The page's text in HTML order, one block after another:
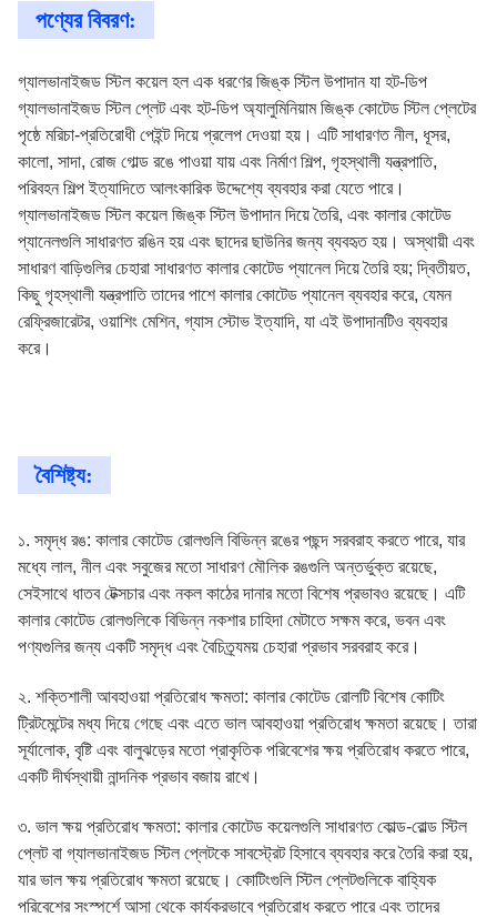
পণ্যের বিবরণ:
গ্যালভানাইজড স্টিল কয়েল হল এক ধরণের জিঙ্ক স্টিল উপাদান যা হট-ডিপ
গ্যালভানাইজড স্টিল প্লেট এবং হট-ডিপ অ্যালুমিনিয়াম জিঙ্ক কোটেড স্টিল প্লেটের
পৃষ্ঠে মরিচা-প্রতিরোধী পেইন্ট দিয়ে প্রলেপ দেওয়া হয়। এটি সাধারণত নীল, ধূসর,
কালো, সাদা, রোজ গোল্ড রঙে পাওয়া যায় এবং নির্মাণ শিল্প, গৃহস্থালী যন্ত্রপাতি,
পরিবহন শিল্প ইত্যাদিতে আলংকারিক উদ্দেশ্যে ব্যবহার করা যেতে পারে।
গ্যালভানাইজড স্টিল কয়েল জিঙ্ক স্টিল উপাদান দিয়ে তৈরি, এবং কালার কোটেড
প্যানেলগুলি সাধারণত রঙিন হয় এবং ছাদের ছাউনির জন্য ব্যবহৃত হয়। অস্থায়ী এবং
সাধারণ বাড়িগুলির চেহারা সাধারণত কালার কোটেড প্যানেল দিয়ে তৈরি হয়; দ্বিতীয়ত,
কিছু গৃহস্থালী যন্ত্রপাতি তাদের পাশে কালার কোটেড প্যানেল ব্যবহার করে, যেমন
রেফ্রিজারেটর, ওয়াশিং মেশিন, গ্যাস স্টোভ ইত্যাদি, যা এই উপাদানটিও ব্যবহার
করে।
বৈশিষ্ট্য:
১. সমৃদ্ধ রঙ: কালার কোটেড রোলগুলি বিভিন্ন রঙের পছন্দ সরবরাহ করতে পারে, যার
মধ্যে লাল, নীল এবং সবুজের মতো সাধারণ মৌলিক রঙগুলি অন্তর্ভুক্ত রয়েছে,
সেইসাথে ধাতব টেক্সচার এবং নকল কাঠের দানার মতো বিশেষ প্রভাবও রয়েছে। এটি
কালার কোটেড রোলগুলিকে বিভিন্ন নকশার চাহিদা মেটাতে সক্ষম করে, ভবন এবং
পণ্যগুলির জন্য একটি সমৃদ্ধ এবং বৈচিত্র্যময় চেহারা প্রভাব সরবরাহ করে।
২. শক্তিশালী আবহাওয়া প্রতিরোধ ক্ষমতা: কালার কোটেড রোলটি বিশেষ কোটিং
ট্রিটমেন্টের মধ্য দিয়ে গেছে এবং এতে ভাল আবহাওয়া প্রতিরোধ ক্ষমতা রয়েছে। তারা
সূর্যালোক, বৃষ্টি এবং বালুঝড়ের মতো প্রাকৃতিক পরিবেশের ক্ষয় প্রতিরোধ করতে পারে,
একটি দীর্ঘস্থায়ী নান্দনিক প্রভাব বজায় রাখে।
৩. ভাল ক্ষয় প্রতিরোধ ক্ষমতা: কালার কোটেড কয়েলগুলি সাধারণত কোল্ড-রোল্ড স্টিল
প্লেট বা গ্যালভানাইজড স্টিল প্লেটকে সাবস্ট্রেট হিসাবে ব্যবহার করে তৈরি করা হয়,
যার ভাল ক্ষয় প্রতিরোধ ক্ষমতা রয়েছে। কোটিংগুলি স্টিল প্লেটগুলিকে বাহ্যিক
পরিবেশের সংস্পর্শে আসা থেকে কার্যকরভাবে প্রতিরোধ করতে পারে এবং তাদের